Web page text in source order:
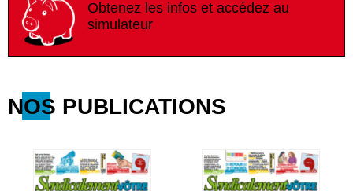
Obtenez les infos et accédez au
simulateur
NOS PUBLICATIONS